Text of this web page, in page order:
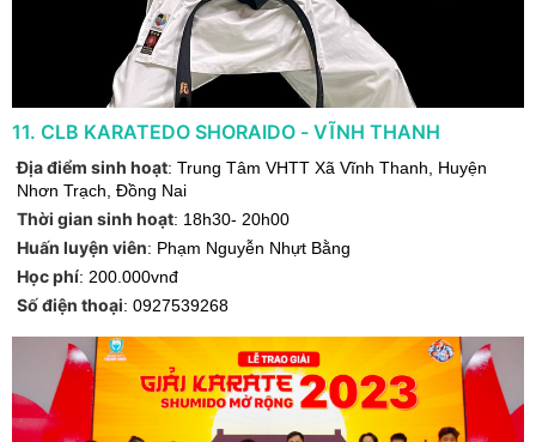
11. CLB KARATEDO SHORAIDO - VĨNH THANH
Địa điểm sinh hoạt: Trung Tâm VHTT Xã Vĩnh Thanh
Huyện
Nhơn Trạch Đồng Nai
Thời gian sinh hoạt: 18h30- 20h00
Huấn luyện viên: Phạm Nguyễn Nhựt Bằng
Học phí: 200.000vnđ
Số điện thoại: 0927539268